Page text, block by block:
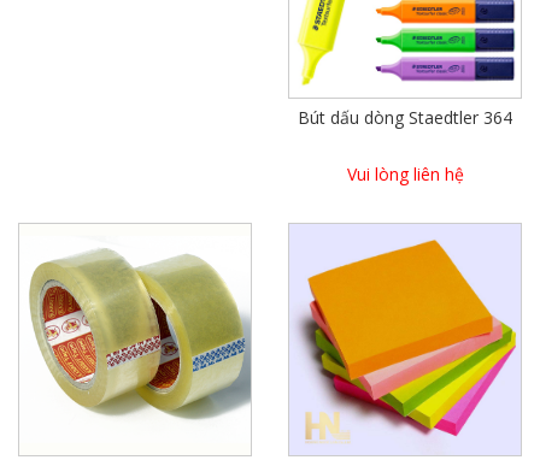
Bút dấu dòng Staedtler 364
Vui lòng liên hệ